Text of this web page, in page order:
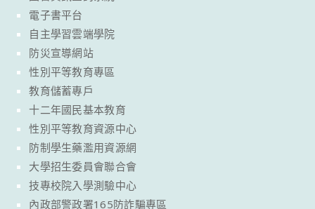
電子書平台
自主學習雲端學院
防災宣導網站
性別平等教育專區
教育儲蓄專戶
十二年國民基本教育
性別平等教育資源中心
防制學生藥濫用資源網
大學招生委員會聯合會
技專校院入學測驗中心
內政部警政署165防詐騙專區